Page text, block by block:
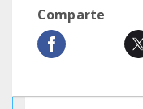
Comparte